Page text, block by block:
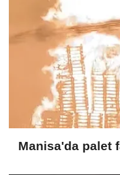
Manisa'da palet